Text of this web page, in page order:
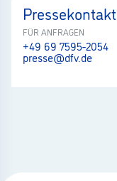
Pressekontakt
FÜR ANFRAGEN
+49 69 7595-2054
presse@dfv.de